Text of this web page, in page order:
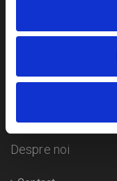
Despre noi